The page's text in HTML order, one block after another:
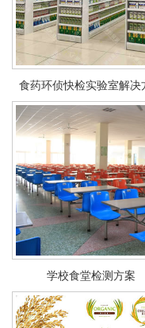
食药环侦快检实验室解决
学校食堂检测方案